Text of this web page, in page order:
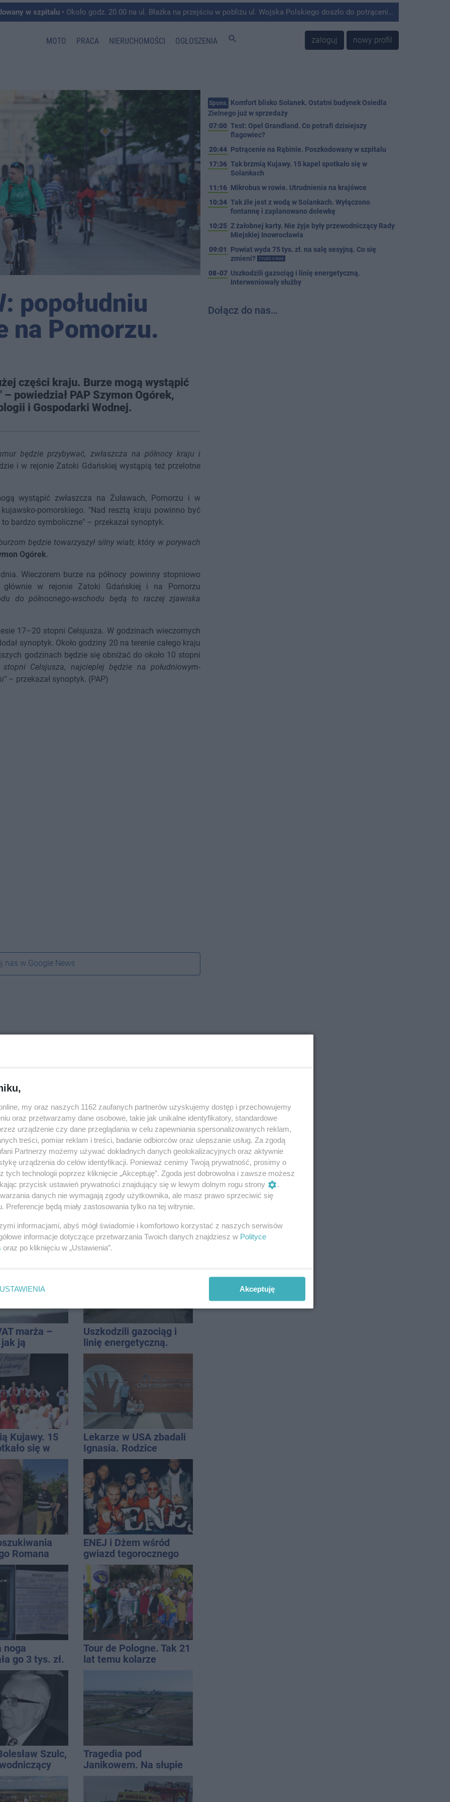
w szpitalu • Około godz. 20.00 na ul. Błażka na przejściu w pobliżu ul. Wojska Polskiego doszło do potrącenia mężczyzny przez kierującego Mercedesem.
MOTO PRACA NIERUCHOMOŚCI OGŁOSZENIA search zaloguj nowy profil
popołudniu
na Pomorzu.
części kraju. Burze mogą wystąpić
powiedział PAP Szymon Ogórek,
i Gospodarki Wodnej.
będzie przybywać, zwłaszcza na północy kraju i
i w rejonie Zatoki Gdańskiej wystąpią też przelotne
wystąpić zwłaszcza na Żuławach, Pomorzu i w
pomorskiego. "Nad resztą kraju powinno być
bardzo symboliczne" – przekazał synoptyk.
będzie towarzyszył silny wiatr, który w porywach
Ogórek.
Wieczorem burze na północy powinny stopniowo
w rejonie Zatoki Gdańskiej i na Pomorzu
do północnego-wschodu będą to raczej zjawiska
17–20 stopni Celsjusza. W godzinach wieczornych
synoptyk. Około godziny 20 na terenie całego kraju
godzinach będzie się obniżać do około 10 stopni
Celsjusza, najcieplej będzie na południowym-
– przekazał synoptyk. (PAP)
nas w Google News
na Rąbinie.
w
Kombajn wpadł do
rowu, są utrudnienia
marża –
ją
jak rozliczyć
Uszkodzili gazociąg i
linię energetyczną.
Interweniowały służby
Kujawy. 15
się w
Lekarze w USA zbadali
Ignasia. Rodzice
przekazali wieści
Romana
ENEJ i Dżem wśród
gwiazd tegorocznego
święta miasta
noga
go 3 tys. zł.
punktów
Tour de Pologne. Tak 21
lat temu kolarze
Szulc,
i
dyrektor SP
Tragedia pod
Janikowem. Na słupie
energetycznym
znaleziono ciało
mężczyzny
Spons. Komfort blisko Solanek. Ostatni budynek Osiedla
Zielnego już w sprzedaży
07:00 Test: Opel Grandland. Co potrafi dzisiejszy
flagowiec?
20:44 Potrącenie na Rąbinie. Poszkodowany w szpitalu
17:36 Tak brzmią Kujawy. 15 kapel spotkało się w
Solankach
11:16 Mikrobus w rowie. Utrudnienia na krajówce
10:34 Tak źle jest z wodą w Solankach. Wyłączono
fontannę i zaplanowano dolewkę
10:25 Z żałobnej karty. Nie żyje były przewodniczący Rady
Miejskiej Inowrocławia
09:01
Powiat wyda 75 tys. zł. na salę sesyjną. Co się
zmieni?
TYLKO U NAS
08-07 Uszkodzili gazociąg i linię energetyczną.
Interweniowały służby
Dołącz do nas…
my oraz naszych 1162 zaufanych partnerów uzyskujemy dostęp i przechowujemy
oraz przetwarzamy dane osobowe, takie jak unikalne identyfikatory, standardowe
urządzenie czy dane przeglądania w celu zapewniania spersonalizowanych reklam,
treści, pomiar reklam i treści, badanie odbiorców oraz ulepszanie usług. Za zgodą
Partnerzy możemy używać dokładnych danych geolokalizacyjnych oraz aktywnie
urządzenia do celów identyfikacji. Ponieważ cenimy Twoją prywatność, prosimy o
tych technologii poprzez kliknięcie „Akceptuję”. Zgoda jest dobrowolna i zawsze możesz
przycisk ustawień prywatności znajdujący się w lewym dolnym rogu strony
.
danych nie wymagają zgody użytkownika, ale masz prawo sprzeciwić się
Preferencje będą miały zastosowania tylko na tej witrynie.
informacjami, abyś mógł świadomie i komfortowo korzystać z naszych serwisów
informacje dotyczące przetwarzania Twoich danych znajdziesz w Polityce
oraz po kliknięciu w „Ustawienia”.
USTAWIENIA Akceptuję